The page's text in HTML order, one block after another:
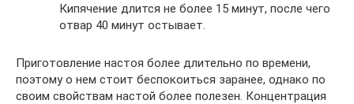
Кипячение длится не более 15 минут, после чего
отвар 40 минут остывает.
Приготовление настоя более длительно по времени,
поэтому о нем стоит беспокоиться заранее, однако по
своим свойствам настой более полезен. Концентрация